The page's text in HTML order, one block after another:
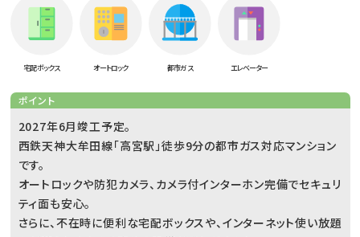
宅配ボックス オートロック 都市ガス エレベーター
ポイント
2027年6月竣工予定。
西鉄天神大牟田線「高宮駅」徒歩9分の都市ガス対応マンション
です。
オートロックや防犯カメラ、カメラ付インターホン完備でセキュリ
ティ面も安心。
さらに、不在時に便利な宅配ボックスや、インターネット使い放題